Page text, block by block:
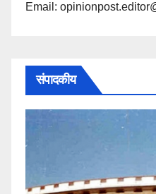
Email:
संपादकीय